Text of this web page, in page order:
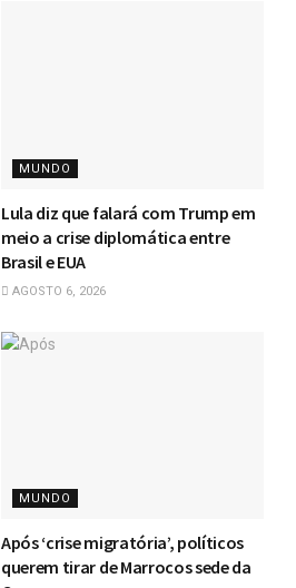
MUNDO
Lula diz que falará com Trump em
meio a crise diplomática entre
Brasil e EUA
AGOSTO 6, 2026
MUNDO
Após ‘crise migratória’, políticos
querem tirar de Marrocos sede da